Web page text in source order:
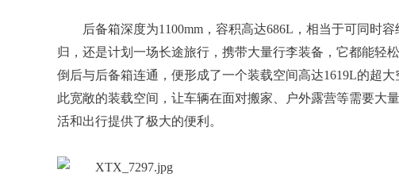
后备箱深度为1100mm，容积高达686L，相当于可同时
归，还是计划一场长途旅行，携带大量行李装备，它都能轻
倒后与后备箱连通，便形成了一个装载空间高达1619L的超
此宽敞的装载空间，让车辆在面对搬家、户外露营等需要大
活和出行提供了极大的便利。